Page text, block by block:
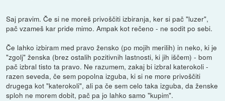
Saj pravim. Če si ne moreš privoščiti izbiranja, ker si pač "luzer",
pač vzameš kar pride mimo. Ampak kot rečeno - ne sodit po sebi.
Če lahko izbiram med pravo žensko (po mojih merilih) in neko, ki je
"zgolj" ženska (brez ostalih pozitivnih lastnosti, ki jih iščem) - bom
pač izbral tisto ta pravo. Ne razumem, zakaj bi izbral katerokoli -
razen seveda, če sem popolna izguba, ki si ne more privoščiti
drugega kot "katerokoli", ali pa če sem celo taka izguba, da ženske
sploh ne morem dobit, pač pa jo lahko samo "kupim".